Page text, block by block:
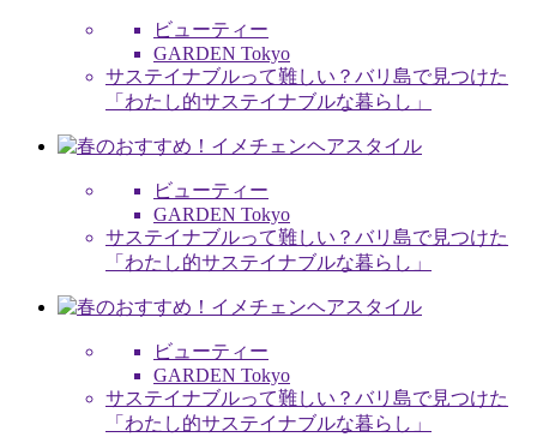
ビューティー
GARDEN Tokyo
サステイナブルって難しい？バリ島で見つけた
「わたし的サステイナブルな暮らし」
ビューティー
GARDEN Tokyo
サステイナブルって難しい？バリ島で見つけた
「わたし的サステイナブルな暮らし」
ビューティー
GARDEN Tokyo
サステイナブルって難しい？バリ島で見つけた
「わたし的サステイナブルな暮らし」